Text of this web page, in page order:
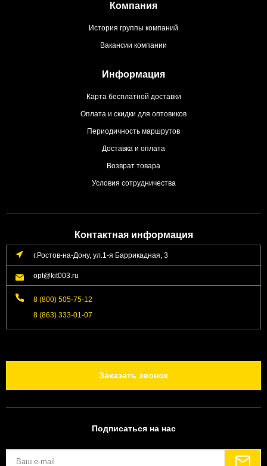
Компания
История группы компаний
Вакансии компании
Информация
Карта бесплатной доставки
Оплата и скидки для оптовиков
Периодичность маршрутов
Доставка и оплата
Возврат товара
Условия сотрудничества
Контактная информация
г.Ростов-на-Дону, ул.1-я Баррикадная, 3
opt@kit003.ru
8 (800) 505-75-12
8 (863) 333-01-07
Заказать звонок
Подписаться на нас